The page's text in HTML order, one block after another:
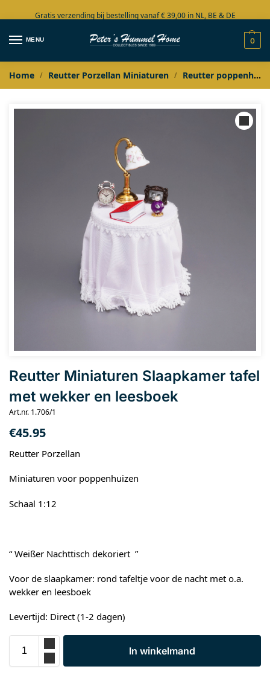
Gratis verzending bij bestelling vanaf € 39,00 in NL, BE & DE
Grote collectie in voorraad
MENU 0
Home / Reutter Porzellan Miniaturen / Reutter poppenhuis miniaturen
Reutter Miniaturen Slaapkamer tafel
met wekker en leesboek
Art.nr. 1.706/1
€45.95
Reutter Porzellan
Miniaturen voor poppenhuizen
Schaal 1:12
“ Weißer Nachttisch dekoriert ”
Voor de slaapkamer: rond tafeltje voor de nacht met o.a.
wekker en leesboek
Levertijd: Direct (1-2 dagen)
In winkelmand